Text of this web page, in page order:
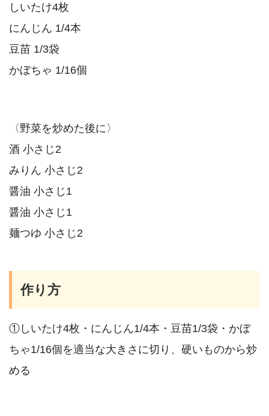
しいたけ4枚
にんじん 1/4本
豆苗 1/3袋
かぼちゃ 1/16個
〈野菜を炒めた後に〉
酒 小さじ2
みりん 小さじ2
醤油 小さじ1
醤油 小さじ1
麺つゆ 小さじ2
作り方
①しいたけ4枚・にんじん1/4本・豆苗1/3袋・かぼ
ちゃ1/16個を適当な大きさに切り、硬いものから炒
める